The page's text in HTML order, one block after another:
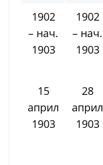
1902
– нач.
1903
1902
– нач.
1903
15
април
1903
28
април
1903